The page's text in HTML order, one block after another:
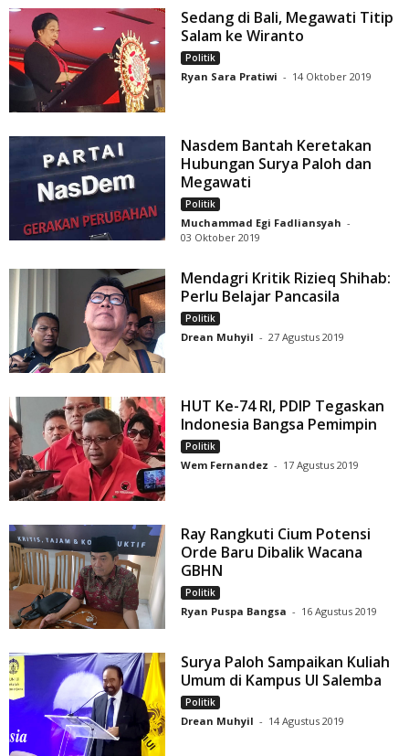
Sedang di Bali, Megawati Titip
Salam ke Wiranto
Politik
Ryan Sara Pratiwi - 14 Oktober 2019
Nasdem Bantah Keretakan
Hubungan Surya Paloh dan
Megawati
Politik
Muchammad Egi Fadliansyah -
03 Oktober 2019
Mendagri Kritik Rizieq Shihab:
Perlu Belajar Pancasila
Politik
Drean Muhyil - 27 Agustus 2019
HUT Ke-74 RI, PDIP Tegaskan
Indonesia Bangsa Pemimpin
Politik
Wem Fernandez - 17 Agustus 2019
Ray Rangkuti Cium Potensi
Orde Baru Dibalik Wacana
GBHN
Politik
Ryan Puspa Bangsa - 16 Agustus 2019
Surya Paloh Sampaikan Kuliah
Umum di Kampus UI Salemba
Politik
Drean Muhyil - 14 Agustus 2019